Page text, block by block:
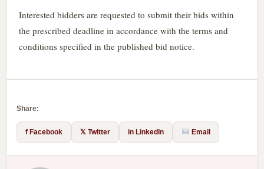
Interested bidders are requested to submit their bids within
the prescribed deadline in accordance with the terms and
conditions specified in the published bid notice.
Share:
f Facebook 𝕏 Twitter in LinkedIn Email